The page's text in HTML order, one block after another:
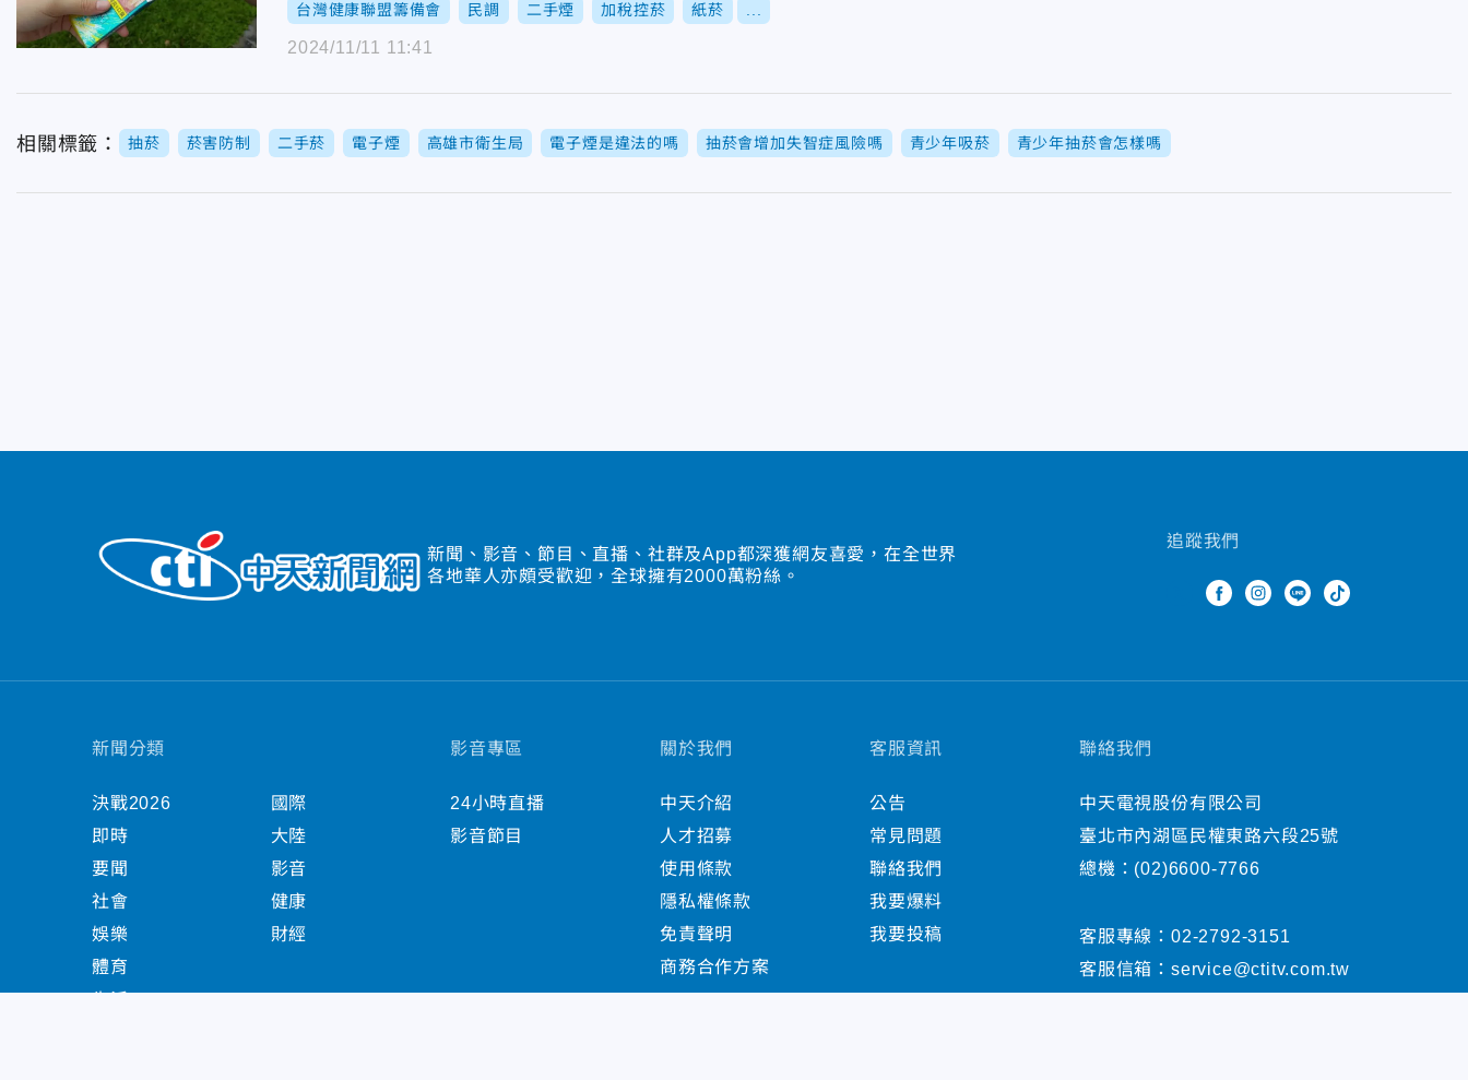
台灣健康聯盟籌備會 民調 二手煙 加稅控菸 紙菸
2024/11/11 11:41
相關標籤： 抽菸 菸害防制 二手菸 電子煙 高雄市衛生局 電子煙是違法的嗎 抽菸會增加失智症風險嗎 青少年吸菸 青少年抽菸會怎樣嗎
新聞、影音、節目、直播、社群及App都深獲網友喜愛，在全世界
各地華人亦頗受歡迎，全球擁有2000萬粉絲。
追蹤我們
新聞分類
決戰2026
即時
要聞
社會
娛樂
體育
國際
大陸
影音
健康
財經
影音專區
24小時直播
影音節目
關於我們
中天介紹
人才招募
使用條款
隱私權條款
免責聲明
商務合作方案
客服資訊
公告
常見問題
聯絡我們
我要爆料
我要投稿
聯絡我們
中天電視股份有限公司
臺北市內湖區民權東路六段25號
總機： (02)6600-7766
客服專線： 02-2792-3151
客服信箱： service@ctitv.com.tw